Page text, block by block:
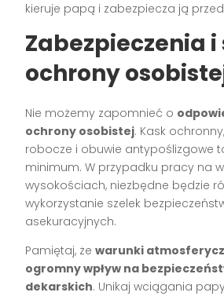
kieruje papą i zabezpiecza ją
Zabezpieczenia
ochrony
Nie możemy zapomnieć o
ochrony osobistej. Kask
robocze i obuwie antypoślizgowe
minimum. W przypadku pracy na
wysokościach, niezbędne będzie
wykorzystanie szelek
asekuracyjnych.
Pamiętaj, żewarunki
ogromny wpływ na
dekarskich. Unikaj wciągania